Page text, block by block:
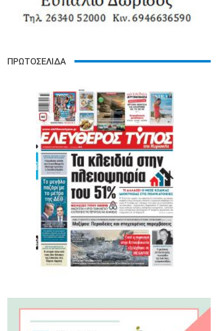
ΠΡΩΤΟΣΕΛΙΔΑ